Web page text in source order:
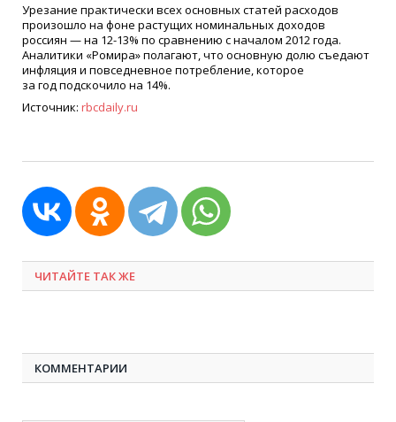
Урезание практически всех основных статей расходов
произошло на фоне растущих номинальных доходов
россиян — на 12-13% по сравнению с началом 2012 года.
Аналитики «Ромира» полагают, что основную долю съедают
инфляция и повседневное потребление, которое
за год подскочило на 14%.
Источник: rbcdaily.ru
ЧИТАЙТЕ ТАК ЖЕ
КОММЕНТАРИИ